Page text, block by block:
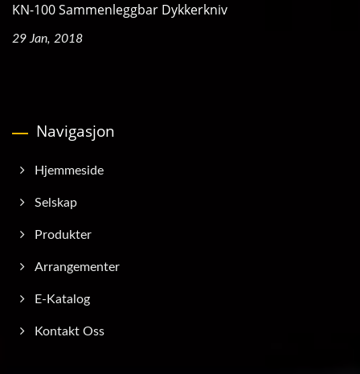
KN-100 Sammenleggbar Dykkerkniv
29 Jan, 2018
Navigasjon
Hjemmeside
Selskap
Produkter
Arrangementer
E-Katalog
Kontakt Oss